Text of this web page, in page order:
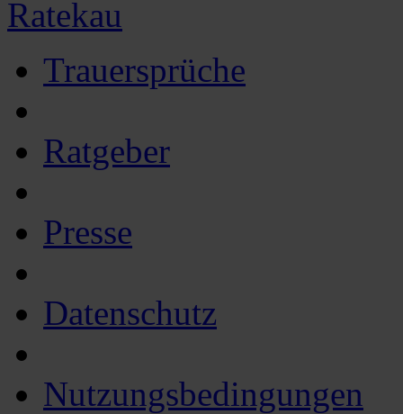
Ratekau
Trauersprüche
Ratgeber
Presse
Datenschutz
Nutzungsbedingungen